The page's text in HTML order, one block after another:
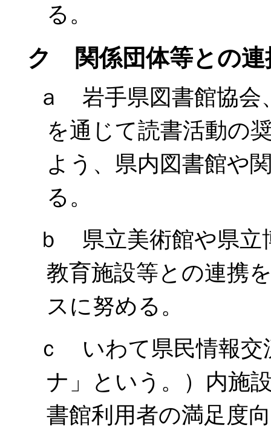
る。
ク 関係団体等との連
ａ 岩手県図書館協会
を通じて読書活動の
よう、県内図書館や
る。
ｂ 県立美術館や県立
教育施設等との連携
スに努める。
ｃ いわて県民情報交
ナ」という。）内施
書館利用者の満足度